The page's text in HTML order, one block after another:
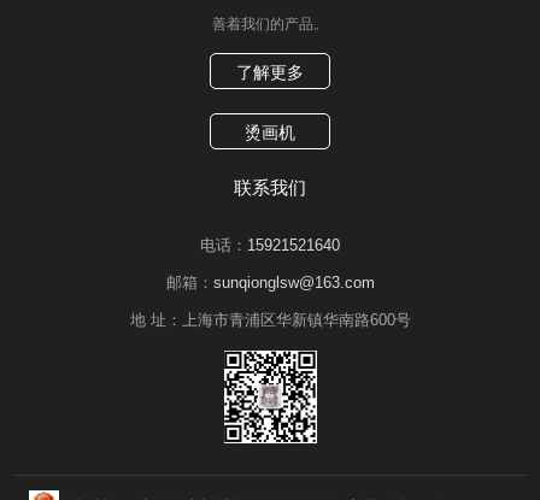
善着我们的产品。
了解更多
烫画机
联系我们
电话： 15921521640
邮箱： sunqionglsw@163.com
地 址： 上海市青浦区华新镇华南路600号